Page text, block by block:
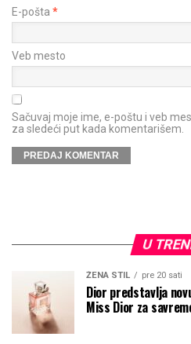
E-pošta *
Veb mesto
Sačuvaj moje ime, e-poštu i veb
za sledeći put kada komentarišem.
U
ŽENA STIL pre 20 sati
Dior predstavlja
Miss Dior za